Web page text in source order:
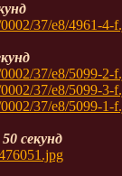
37/e8/4961-4-
37/e8/5099-2-
37/e8/5099-3-
37/e8/5099-1-
секунд